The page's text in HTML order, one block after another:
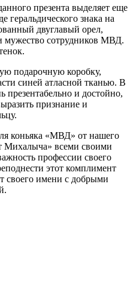
презента выделяет еще
геральдического знака на
двуглавый орел,
мужество сотрудников МВД.
подарочную коробку,
синей атласной тканью. В
презентабельно и достойно,
признание и
коньяка «МВД» от нашего
Михалыча» всеми своими
профессии своего
этот комплимент
своего имени с добрыми